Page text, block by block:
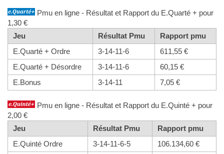
Pmu en ligne - Résultat et Rapport du E.Quarté + pour
1,30 €
Jeu
Résultat Pmu
Rapport pmu
E.Quarté + Ordre
3-14-11-6
611,55 €
E.Quarté + Désordre
3-14-11-6
60,15 €
E.Bonus
3-14-11 7,05 €
Pmu en ligne - Résultat et Rapport du E.Quinté + pour
2,00 €
Jeu
Résultat Pmu
Rapport pmu
E.Quinté Ordre
3-14-11-6-5
106.134,60 €